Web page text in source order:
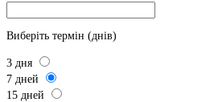
Виберіть термін (днів)
3 дня
7 дней
15 дней